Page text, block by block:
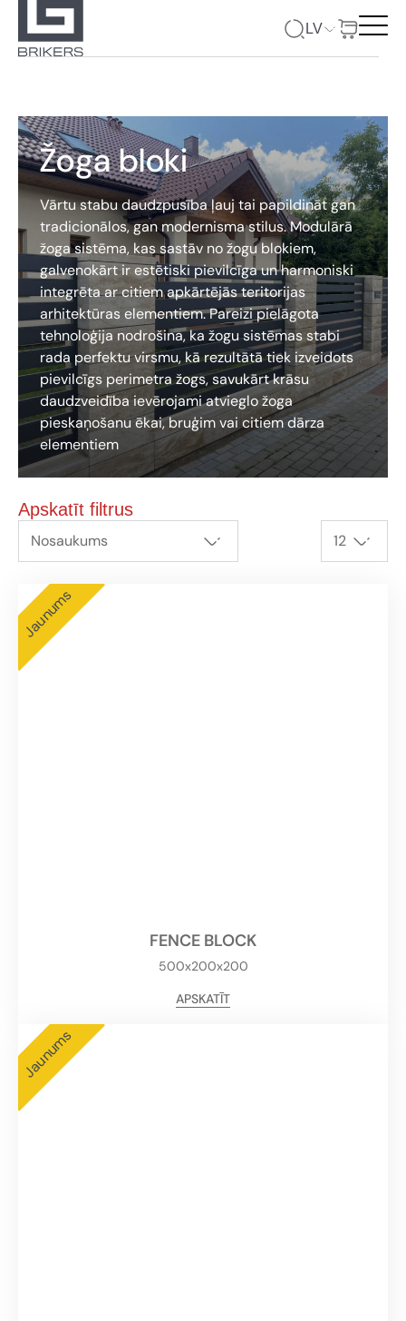
LV
Žoga bloki
Vārtu stabu daudzpusība ļauj tai papildināt gan
tradicionālos, gan modernisma stilus. Modulārā
žoga sistēma, kas sastāv no žogu blokiem,
galvenokārt ir estētiski pievilcīga un harmoniski
integrēta ar citiem apkārtējās teritorijas
arhitektūras elementiem. Pareizi pielāgota
tehnoloģija nodrošina, ka žogu sistēmas stabi
rada perfektu virsmu, kā rezultātā tiek izveidots
pievilcīgs perimetra žogs, savukārt krāsu
daudzveidība ievērojami atvieglo žoga
pieskaņošanu ēkai, bruģim vai citiem dārza
elementiem
Apskatīt filtrus
Nosaukums 12
Jaunums
FENCE BLOCK
500x200x200
APSKATĪT
Jaunums